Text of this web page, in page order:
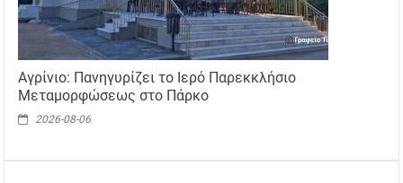
Αγρίνιο: Πανηγυρίζει το Ιερό Παρεκκλήσιο
Μεταμορφώσεως στο Πάρκο
2026-08-06